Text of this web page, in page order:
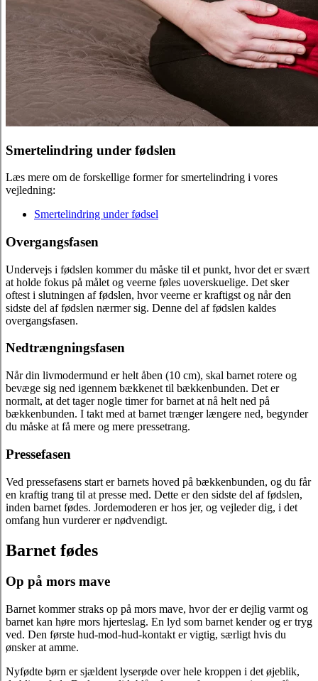
Smertelindring under fødslen
Læs mere om de forskellige former for smertelindring i vores
vejledning:
Smertelindring under fødsel
Overgangsfasen
Undervejs i fødslen kommer du måske til et punkt, hvor det er svært
at holde fokus på målet og veerne føles uoverskuelige. Det sker
oftest i slutningen af fødslen, hvor veerne er kraftigst og når den
sidste del af fødslen nærmer sig. Denne del af fødslen kaldes
overgangsfasen.
Nedtrængningsfasen
Når din livmodermund er helt åben (10 cm), skal barnet rotere og
bevæge sig ned igennem bækkenet til bækkenbunden. Det er
normalt, at det tager nogle timer for barnet at nå helt ned på
bækkenbunden. I takt med at barnet trænger længere ned, begynder
du måske at få mere og mere pressetrang.
Pressefasen
Ved pressefasens start er barnets hoved på bækkenbunden, og du får
en kraftig trang til at presse med. Dette er den sidste del af fødslen,
inden barnet fødes. Jordemoderen er hos jer, og vejleder dig, i det
omfang hun vurderer er nødvendigt.
Barnet fødes
Op på mors mave
Barnet kommer straks op på mors mave, hvor der er dejlig varmt og
barnet kan høre mors hjerteslag. En lyd som barnet kender og er tryg
ved. Den første hud-mod-hud-kontakt er vigtig, særligt hvis du
ønsker at amme.
Nyfødte børn er sjældent lyserøde over hele kroppen i det øjeblik,